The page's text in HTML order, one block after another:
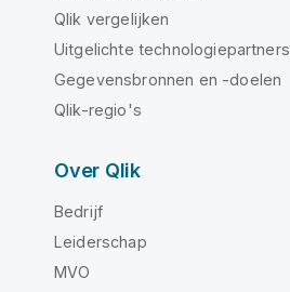
Qlik vergelijken
Uitgelichte technologiepartners
Gegevensbronnen en -doelen
Qlik-regio's
Over Qlik
Bedrijf
Leiderschap
MVO